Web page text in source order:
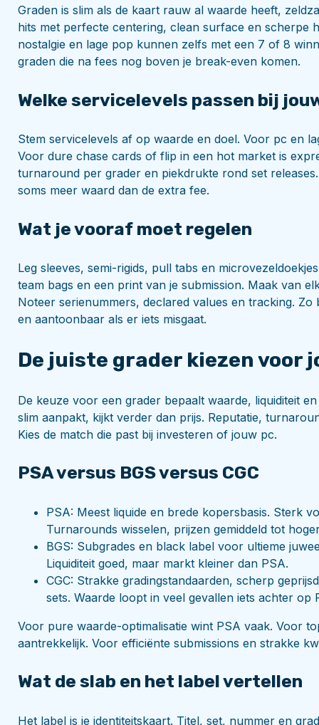
Graden is slim als de kaart rauw al waarde heeft,
hits met perfecte centering, clean surface en scherpe
nostalgie en lage pop kunnen zelfs met een 7 of 8
graden die na fees nog boven je break-even komen.
Welke servicelevels passen bij
Stem servicelevels af op waarde en doel. Voor pc en
Voor dure chase cards of flip in een hot market is
turnaround per grader en piekdrukte rond set
soms meer waard dan de extra fee.
Wat je vooraf moet regelen
Leg sleeves, semi-rigids, pull tabs en
team bags en een print van je submission. Maak van
Noteer serienummers, declared values en tracking.
en aantoonbaar als er iets misgaat.
De juiste grader kiezen voor
De keuze voor een grader bepaalt waarde, liquiditeit
slim aanpakt, kijkt verder dan prijs. Reputatie,
Kies de match die past bij investeren of jouw pc.
PSA versus BGS versus CGC
PSA: Meest liquide en brede kopersbasis. Sterk
Turnarounds wisselen, prijzen gemiddeld tot
BGS: Subgrades en black label voor ultieme
Liquiditeit goed, maar markt kleiner dan PSA.
CGC: Strakke gradingstandaarden, scherp
sets. Waarde loopt in veel gevallen iets achter op
Voor pure waarde-optimalisatie wint PSA vaak. Voor
aantrekkelijk. Voor efficiënte submissions en strakke
Wat de slab en het label vertellen
Het label is je identiteitskaart. Titel, set, nummer en